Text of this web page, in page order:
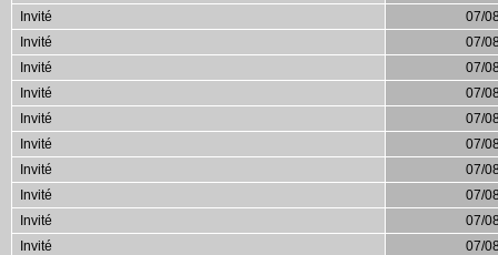
Invité
07/
Invité
07/
Invité
07/
Invité
07/
Invité
07/
Invité
07/
Invité
07/
Invité
07/
Invité
07/
Invité
07/